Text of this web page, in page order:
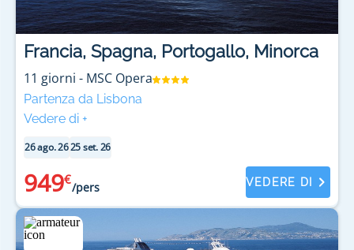
Francia, Spagna, Portogallo, Minorca
11 giorni - MSC Opera
Partenza da Lisbona
Vedere di +
26 ago. 2625 set. 26
949€
/pers VEDERE DI